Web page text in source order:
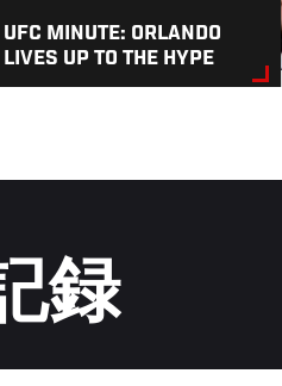
UFC MINUTE: ORLANDO
LIVES UP TO THE HYPE
録